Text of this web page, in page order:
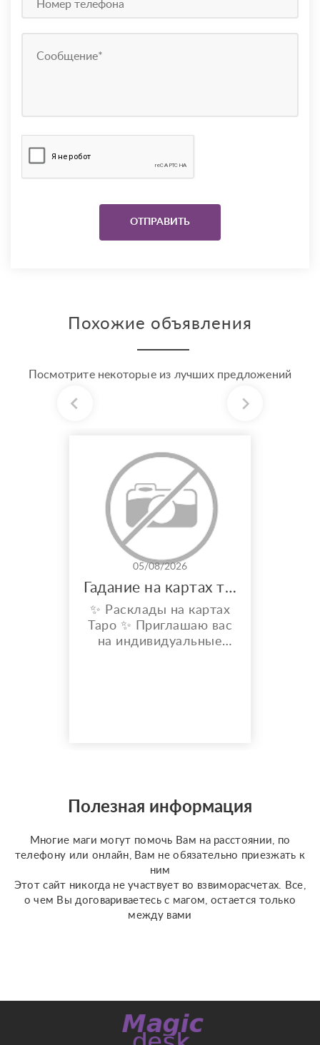
Похожие объявления
Посмотрите некоторые из лучших предложений
05/08/2026
Гадание на картах таро
✨ Расклады на картах
Таро ✨ Приглашаю вас
на индивидуальные
отношения, чувства,
любовь; ????
с человеком; ???...
Полезная информация
Многие маги могут помочь Вам на расстоянии, по
телефону или онлайн, Вам не обязательно приезжать к
ним
Этот сайт никогда не участвует во взвиморасчетах. Все,
о чем Вы договариваетесь с магом, остается только
между вами